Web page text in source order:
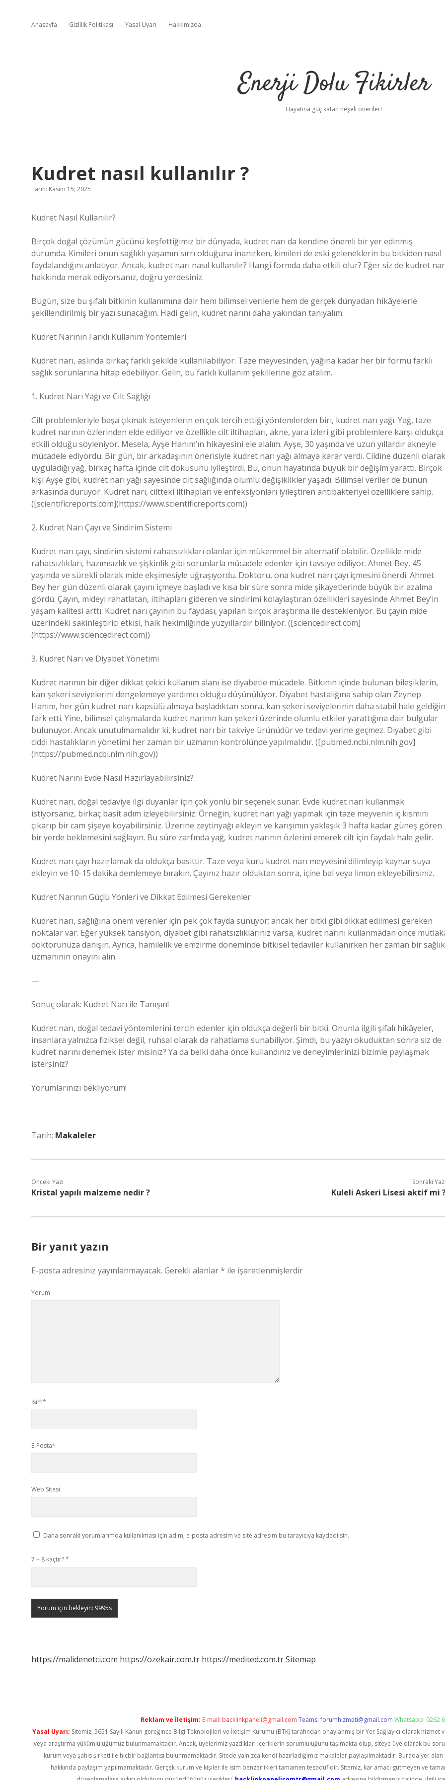
Anasayfa Gizlilik Politikası Yasal Uyarı Hakkımızda
Enerji Dolu Fikirler
Hayatına güç katan neşeli öneriler!
Kudret nasıl kullanılır ?
Tarih: Kasım 15, 2025
Kudret Nasıl Kullanılır?
Birçok doğal çözümün gücünü keşfettiğimiz bir dünyada, kudret narı da kendine önemli bir yer edinmiş
durumda. Kimileri onun sağlıklı yaşamın sırrı olduğuna inanırken, kimileri de eski geleneklerin bu bitkiden nasıl
faydalandığını anlatıyor. Ancak, kudret narı nasıl kullanılır? Hangi formda daha etkili olur? Eğer siz de kudret
hakkında merak ediyorsanız, doğru yerdesiniz.
Bugün, size bu şifalı bitkinin kullanımına dair hem bilimsel verilerle hem de gerçek dünyadan hikâyelerle
şekillendirilmiş bir yazı sunacağım. Hadi gelin, kudret narını daha yakından tanıyalım.
Kudret Narının Farklı Kullanım Yöntemleri
Kudret narı, aslında birkaç farklı şekilde kullanılabiliyor. Taze meyvesinden, yağına kadar her bir formu farklı
sağlık sorunlarına hitap edebiliyor. Gelin, bu farklı kullanım şekillerine göz atalım.
1. Kudret Narı Yağı ve Cilt Sağlığı
Cilt problemleriyle başa çıkmak isteyenlerin en çok tercih ettiği yöntemlerden biri, kudret narı yağı. Yağ, taze
kudret narının özlerinden elde ediliyor ve özellikle cilt iltihapları, akne, yara izleri gibi problemlere karşı oldukça
etkili olduğu söyleniyor. Mesela, Ayşe Hanım’ın hikayesini ele alalım. Ayşe, 30 yaşında ve uzun yıllardır akneyle
mücadele ediyordu. Bir gün, bir arkadaşının önerisiyle kudret narı yağı almaya karar verdi. Cildine düzenli olarak
uyguladığı yağ, birkaç hafta içinde cilt dokusunu iyileştirdi. Bu, onun hayatında büyük bir değişim yarattı. Birçok
kişi Ayşe gibi, kudret narı yağı sayesinde cilt sağlığında olumlu değişiklikler yaşadı. Bilimsel veriler de bunun
arkasında duruyor. Kudret narı, ciltteki iltihapları ve enfeksiyonları iyileştiren antibakteriyel özelliklere sahip.
([scientificreports.com](https://www.scientificreports.com))
2. Kudret Narı Çayı ve Sindirim Sistemi
Kudret narı çayı, sindirim sistemi rahatsızlıkları olanlar için mükemmel bir alternatif olabilir. Özellikle mide
rahatsızlıkları, hazımsızlık ve şişkinlik gibi sorunlarla mücadele edenler için tavsiye ediliyor. Ahmet Bey, 45
yaşında ve sürekli olarak mide ekşimesiyle uğraşıyordu. Doktoru, ona kudret narı çayı içmesini önerdi. Ahmet
Bey her gün düzenli olarak çayını içmeye başladı ve kısa bir süre sonra mide şikayetlerinde büyük bir azalma
gördü. Çayın, mideyi rahatlatan, iltihapları gideren ve sindirimi kolaylaştıran özellikleri sayesinde Ahmet Bey’in
yaşam kalitesi arttı. Kudret narı çayının bu faydası, yapılan birçok araştırma ile destekleniyor. Bu çayın mide
üzerindeki sakinleştirici etkisi, halk hekimliğinde yüzyıllardır biliniyor. ([sciencedirect.com]
(https://www.sciencedirect.com))
3. Kudret Narı ve Diyabet Yönetimi
Kudret narının bir diğer dikkat çekici kullanım alanı ise diyabetle mücadele. Bitkinin içinde bulunan bileşiklerin,
kan şekeri seviyelerini dengelemeye yardımcı olduğu düşünülüyor. Diyabet hastalığına sahip olan Zeynep
Hanım, her gün kudret narı kapsülü almaya başladıktan sonra, kan şekeri seviyelerinin daha stabil hale
fark etti. Yine, bilimsel çalışmalarda kudret narının kan şekeri üzerinde olumlu etkiler yarattığına dair bulgular
bulunuyor. Ancak unutulmamalıdır ki, kudret narı bir takviye ürünüdür ve tedavi yerine geçmez. Diyabet gibi
ciddi hastalıkların yönetimi her zaman bir uzmanın kontrolünde yapılmalıdır. ([pubmed.ncbi.nlm.nih.gov]
(https://pubmed.ncbi.nlm.nih.gov))
Kudret Narını Evde Nasıl Hazırlayabilirsiniz?
Kudret narı, doğal tedaviye ilgi duyanlar için çok yönlü bir seçenek sunar. Evde kudret narı kullanmak
istiyorsanız, birkaç basit adım izleyebilirsiniz. Örneğin, kudret narı yağı yapmak için taze meyvenin iç kısmını
çıkarıp bir cam şişeye koyabilirsiniz. Üzerine zeytinyağı ekleyin ve karışımın yaklaşık 3 hafta kadar güneş gören
bir yerde beklemesini sağlayın. Bu süre zarfında yağ, kudret narının özlerini emerek cilt için faydalı hale gelir.
Kudret narı çayı hazırlamak da oldukça basittir. Taze veya kuru kudret narı meyvesini dilimleyip kaynar suya
ekleyin ve 10-15 dakika demlemeye bırakın. Çayınız hazır olduktan sonra, içine bal veya limon ekleyebilirsiniz.
Kudret Narının Güçlü Yönleri ve Dikkat Edilmesi Gerekenler
Kudret narı, sağlığına önem verenler için pek çok fayda sunuyor; ancak her bitki gibi dikkat edilmesi gereken
noktalar var. Eğer yüksek tansiyon, diyabet gibi rahatsızlıklarınız varsa, kudret narını kullanmadan önce
doktorunuza danışın. Ayrıca, hamilelik ve emzirme döneminde bitkisel tedaviler kullanırken her zaman bir sağlık
uzmanının onayını alın.
—
Sonuç olarak: Kudret Narı ile Tanışın!
Kudret narı, doğal tedavi yöntemlerini tercih edenler için oldukça değerli bir bitki. Onunla ilgili şifalı hikâyeler,
insanlara yalnızca fiziksel değil, ruhsal olarak da rahatlama sunabiliyor. Şimdi, bu yazıyı okuduktan sonra siz de
kudret narını denemek ister misiniz? Ya da belki daha önce kullandınız ve deneyimlerinizi bizimle paylaşmak
istersiniz?
Yorumlarınızı bekliyorum!
Tarih: Makaleler
Önceki Yazı
Kristal yapılı malzeme nedir ?
Sonraki
Kuleli Askeri Lisesi aktif mi
Bir yanıt yazın
E-posta adresiniz yayınlanmayacak. Gerekli alanlar* ile işaretlenmişlerdir
Yorum
İsim*
E-Posta*
Web Sitesi
Daha sonraki yorumlarımda kullanılması için adım, e-posta adresim ve site adresim bu tarayıcıya kaydedilsin.
7 + 8 kaçtır?*
https://malidenetci.com https://ozekair.com.tr https://medited.com.trSitemap
Reklam ve İletişim: E-mail: backlinkpaneli@gmail.com Teams:forumhizmeti@gmail.com Whatsapp: 0262
Yasal Uyarı: Sitemiz, 5651 Sayılı Kanun gereğince Bilgi Teknolojileri ve İletişim Kurumu (BTK) tarafından onaylanmış bir Yer Sağlayıcı olarak
veya araştırma yükümlülüğümüz bulunmamaktadır. Ancak, üyelerimiz yazdıkları içeriklerin sorumluluğunu taşımakta olup, siteye üye olarak bu
kurum veya şahıs şirketi ile hiçbir bağlantısı bulunmamaktadır. Sitede yalnızca kendi hazırladığımız makaleler paylaşılmaktadır. Burada yer
hakkında paylaşım yapılmamaktadır. Gerçek kurum ve kişiler ile isim benzerlikleri tamamen tesadüfidir. Sitemiz, kar amacı gütmeyen ve